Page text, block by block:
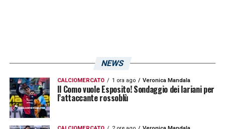
NEWS
CALCIOMERCATO 1 ora ago Veronica Mandala
Il Como vuole Esposito! Sondaggio dei lariani per
l’attaccante rossoblù